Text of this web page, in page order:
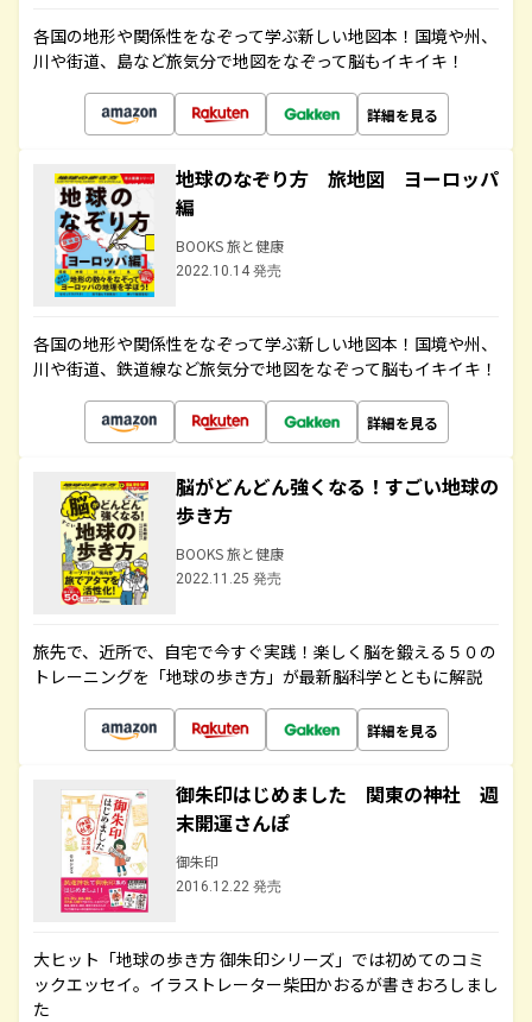
各国の地形や関係性をなぞって学ぶ新しい地図本！国境や州、
川や街道、島など旅気分で地図をなぞって脳もイキイキ！
詳細を見る
地球のなぞり方 旅地図 ヨーロッパ
編
BOOKS 旅と健康
2022.10.14 発売
各国の地形や関係性をなぞって学ぶ新しい地図本！国境や州、
川や街道、鉄道線など旅気分で地図をなぞって脳もイキイキ！
詳細を見る
脳がどんどん強くなる！すごい地球の
歩き方
BOOKS 旅と健康
2022.11.25 発売
旅先で、近所で、自宅で今すぐ実践！楽しく脳を鍛える５０の
トレーニングを「地球の歩き方」が最新脳科学とともに解説
詳細を見る
御朱印はじめました 関東の神社 週
末開運さんぽ
御朱印
2016.12.22 発売
大ヒット「地球の歩き方 御朱印シリーズ」では初めてのコミ
ックエッセイ。イラストレーター柴田かおるが書きおろしまし
た